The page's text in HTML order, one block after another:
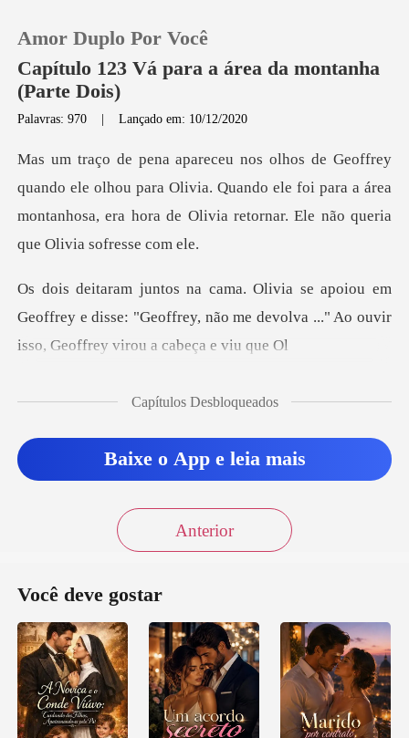
Loja
Histórico
Sair
Baixar App
Amor Duplo Por Você
Capítulo 123 Vá para a área da montanha
(Parte Dois)
Palavras: 970 |Lançado em: 10/12/2020
lhou para Olivia. Quando ele foi para a área
montanhosa, era hor
m
Geoffrey e disse: "Geoffrey, não me devolva ..."
Capítulos Desbloqueados
Baixe o App e leia mais
Anterior
Você deve gostar